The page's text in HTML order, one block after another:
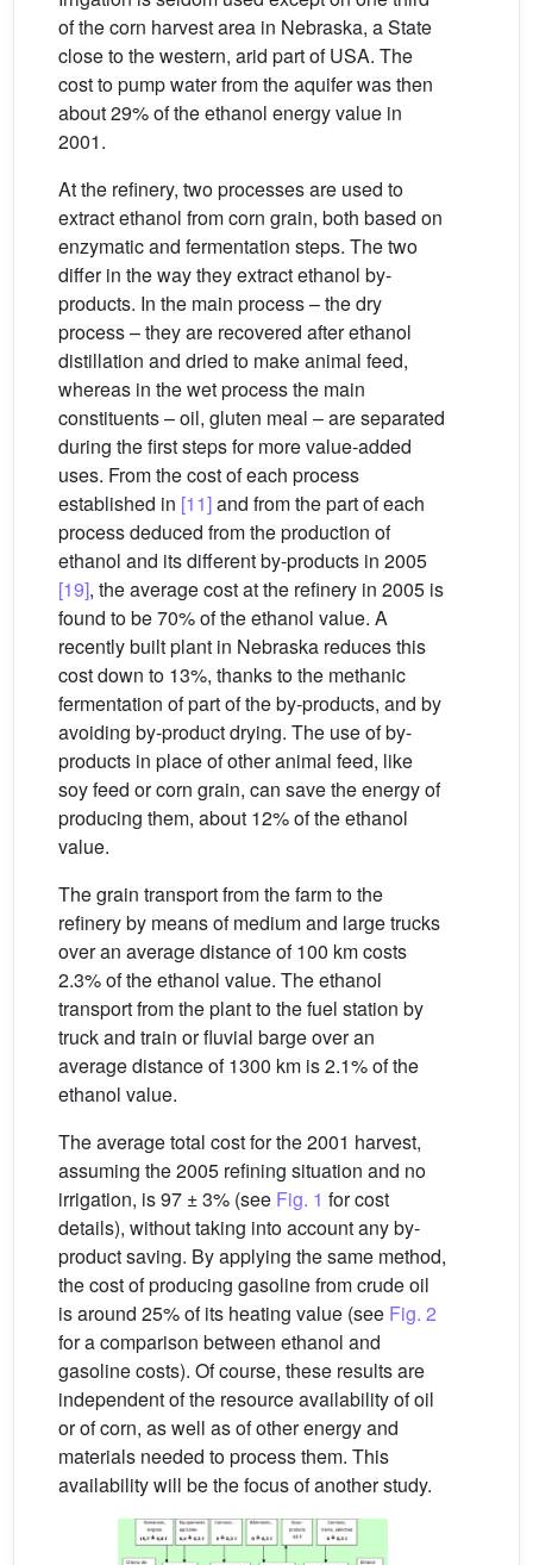
of the corn harvest area in Nebraska, a State
close to the western, arid part of USA. The
cost to pump water from the aquifer was then
about 29% of the ethanol energy value in
2001.
At the refinery, two processes are used to
extract ethanol from corn grain, both based on
enzymatic and fermentation steps. The two
differ in the way they extract ethanol by-
products. In the main process – the dry
process – they are recovered after ethanol
distillation and dried to make animal feed,
whereas in the wet process the main
constituents – oil, gluten meal – are separated
during the first steps for more value-added
uses. From the cost of each process
established in [11]and from the part of each
process deduced from the production of
ethanol and its different by-products in 2005
[19], the average cost at the refinery in 2005 is
found to be 70% of the ethanol value. A
recently built plant in Nebraska reduces this
cost down to 13%, thanks to the methanic
fermentation of part of the by-products, and by
avoiding by-product drying. The use of by-
products in place of other animal feed, like
soy feed or corn grain, can save the energy of
producing them, about 12% of the ethanol
value.
The grain transport from the farm to the
refinery by means of medium and large trucks
over an average distance of 100 km costs
2.3% of the ethanol value. The ethanol
transport from the plant to the fuel station by
truck and train or fluvial barge over an
average distance of 1300 km is 2.1% of the
ethanol value.
The average total cost for the 2001 harvest,
assuming the 2005 refining situation and no
irrigation, is 97 ± 3% (see Fig. 1 for cost
details), without taking into account any by-
product saving. By applying the same method,
the cost of producing gasoline from crude oil
is around 25% of its heating value (see Fig. 2
for a comparison between ethanol and
gasoline costs). Of course, these results are
independent of the resource availability of oil
or of corn, as well as of other energy and
materials needed to process them. This
availability will be the focus of another study.